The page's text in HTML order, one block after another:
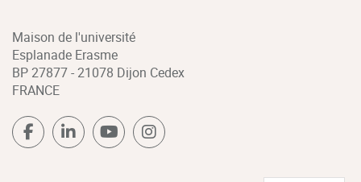
Maison de l'université
Esplanade Erasme
BP 27877 - 21078 Dijon Cedex
FRANCE